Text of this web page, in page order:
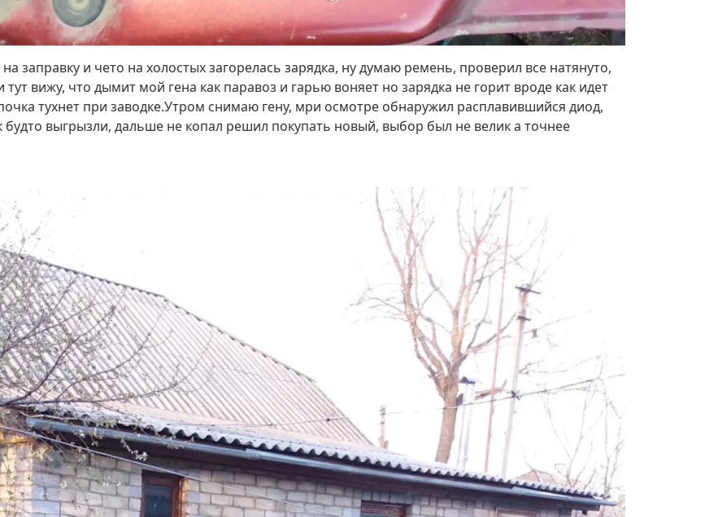
заправку и чето на холостых загорелась зарядка, ну думаю ремень, проверил все натянуто,
вижу, что дымит мой гена как паравоз и гарью воняет но зарядка не горит вроде как идет
тухнет при заводке.Утром снимаю гену, мри осмотре обнаружил расплавившийся диод,
выгрызли, дальше не копал решил покупать новый, выбор был не велик а точнее